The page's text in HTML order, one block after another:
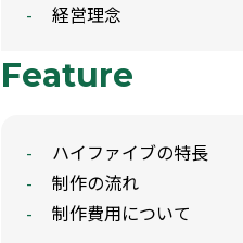
経営理念
Feature
ハイファイブの特長
制作の流れ
制作費用について